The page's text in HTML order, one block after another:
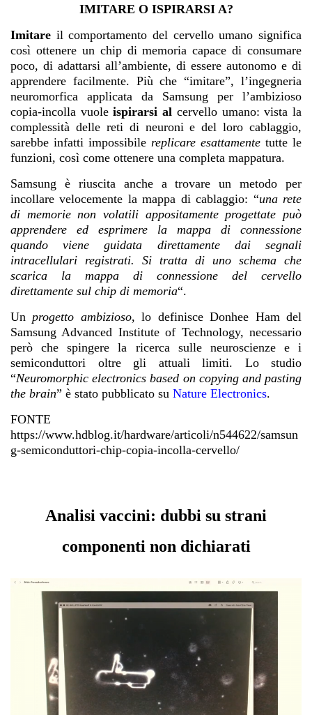
IMITARE O ISPIRARSI A?
Imitare il comportamento del cervello umano significa
così ottenere un chip di memoria capace di consumare
poco, di adattarsi all’ambiente, di essere autonomo e di
apprendere facilmente. Più che “imitare”, l’ingegneria
neuromorfica applicata da Samsung per l’ambizioso
copia-incolla vuoleispirarsi al cervello umano: vista la
complessità delle reti di neuroni e del loro cablaggio,
sarebbe infatti impossibile replicare esattamente tutte le
funzioni, così come ottenere una completa mappatura.
Samsung è riuscita anche a trovare un metodo per
incollare velocemente la mappa di cablaggio: “una rete
di memorie non volatili appositamente progettate può
apprendere ed esprimere la mappa di connessione
quando viene guidata direttamente dai segnali
intracellulari registrati. Si tratta di uno schema che
scarica la mappa di connessione del cervello
direttamente sul chip di memoria“.
Un progetto ambizioso, lo definisce Donhee Ham del
Samsung Advanced Institute of Technology, necessario
però che spingere la ricerca sulle neuroscienze e i
semiconduttori oltre gli attuali limiti. Lo studio
“Neuromorphic electronics based on copying and pasting
the brain” è stato pubblicato su Nature Electronics.
FONTE
https://www.hdblog.it/hardware/articoli/n544622/samsun
g-semiconduttori-chip-copia-incolla-cervello/
Analisi vaccini: dubbi su strani
componenti non dichiarati